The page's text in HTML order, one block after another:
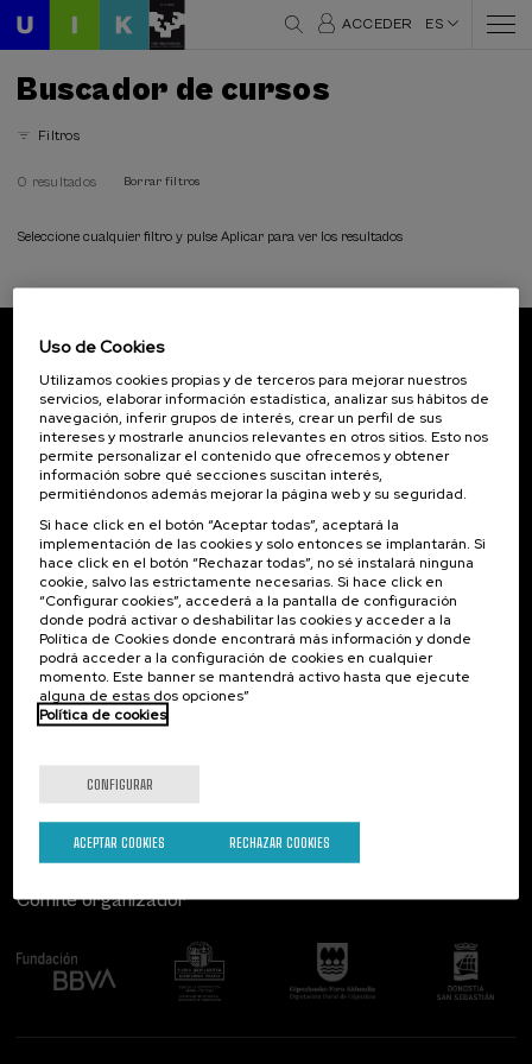
ACCEDER ES
Buscador de cursos
Filtros
0 resultados Borrar filtros
Seleccione cualquier filtro y pulse Aplicar para ver los resultados
Inscríbete para ser el primero/a en recibir las
novedades de UIK.
Suscribirse
Contacto
Palacio Miramar
Paseo de Miraconcha, 48
20007 Donostia / San Sebastián
Gipuzkoa, Spain
Contacta con nosotros
De interés...
Actividades anteriores
Comité organizador
Uso de Cookies
Utilizamos cookies propias y de terceros para mejorar nuestros
servicios, elaborar información estadística, analizar sus hábitos de
navegación, inferir grupos de interés, crear un perfil de sus
intereses y mostrarle anuncios relevantes en otros sitios. Esto nos
permite personalizar el contenido que ofrecemos y obtener
información sobre qué secciones suscitan interés,
permitiéndonos además mejorar la página web y su seguridad.
Si hace click en el botón “Aceptar todas”, aceptará la
implementación de las cookies y solo entonces se implantarán. Si
hace click en el botón “Rechazar todas”, no sé instalará ninguna
cookie, salvo las estrictamente necesarias. Si hace click en
“Configurar cookies”, accederá a la pantalla de configuración
donde podrá activar o deshabilitar las cookies y acceder a la
Política de Cookies donde encontrará más información y donde
podrá acceder a la configuración de cookies en cualquier
momento. Este banner se mantendrá activo hasta que ejecute
alguna de estas dos opciones”
Política de cookies
CONFIGURAR
RECHAZAR COOKIES
ACEPTAR COOKIES